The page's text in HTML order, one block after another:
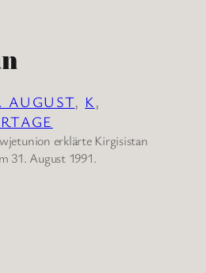
AUGUST, K
erklärte Kirgisistan
31. August 1991.